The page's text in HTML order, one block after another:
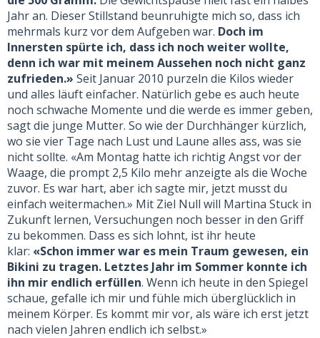
Jahr an. Dieser Stillstand beunruhigte mich so, dass ich
mehrmals kurz vor dem Aufgeben war. Doch im
Innersten spürte ich, dass ich noch weiter wollte,
denn ich war mit meinem Aussehen noch nicht ganz
zufrieden.» Seit Januar 2010 purzeln die Kilos wieder
und alles läuft einfacher. Natürlich gebe es auch heute
noch schwache Momente und die werde es immer geben,
sagt die junge Mutter. So wie der Durchhänger kürzlich,
wo sie vier Tage nach Lust und Laune alles ass, was sie
nicht sollte. «Am Montag hatte ich richtig Angst vor der
Waage, die prompt 2,5 Kilo mehr anzeigte als die Woche
zuvor. Es war hart, aber ich sagte mir, jetzt musst du
einfach weitermachen.» Mit Ziel Null will Martina Stuck in
Zukunft lernen, Versuchungen noch besser in den Griff
zu bekommen. Dass es sich lohnt, ist ihr heute
klar: «Schon immer war es mein Traum gewesen, ein
Bikini zu tragen. Letztes Jahr im Sommer konnte ich
ihn mir endlich erfüllen. Wenn ich heute in den Spiegel
schaue, gefalle ich mir und fühle mich überglücklich in
meinem Körper. Es kommt mir vor, als wäre ich erst jetzt
nach vielen Jahren endlich ich selbst.»